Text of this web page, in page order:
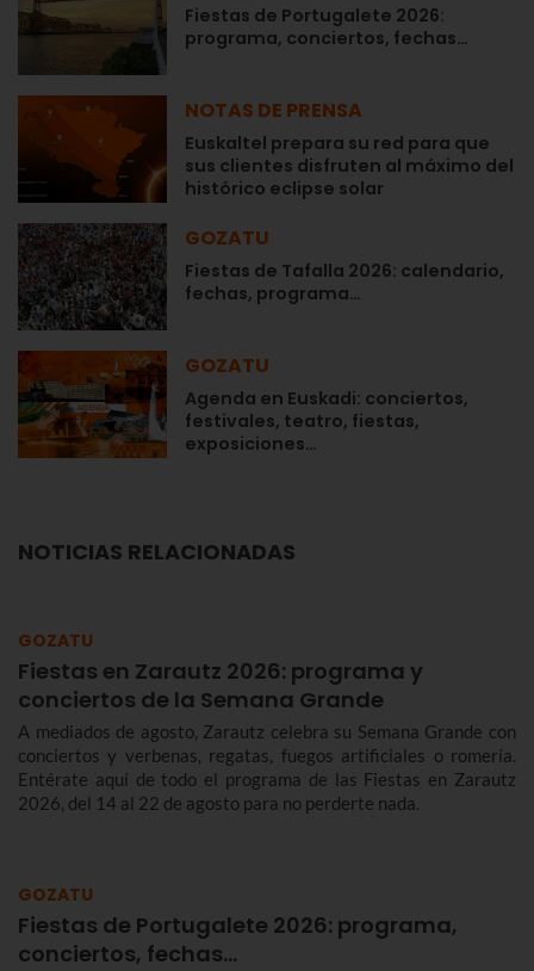
Fiestas de Portugalete 2026:
programa, conciertos, fechas…
NOTAS DE PRENSA
Euskaltel prepara su red para que
sus clientes disfruten al máximo del
histórico eclipse solar
GOZATU
Fiestas de Tafalla 2026: calendario,
fechas, programa…
GOZATU
Agenda en Euskadi: conciertos,
festivales, teatro, fiestas,
exposiciones…
NOTICIAS RELACIONADAS
GOZATU
Fiestas en Zarautz 2026: programa y
conciertos de la Semana Grande
A mediados de agosto, Zarautz celebra su Semana Grande con
conciertos y verbenas, regatas, fuegos artificiales o romería.
Entérate aquí de todo el programa de las Fiestas en Zarautz
2026, del 14 al 22 de agosto para no perderte nada.
GOZATU
Fiestas de Portugalete 2026: programa,
conciertos, fechas…